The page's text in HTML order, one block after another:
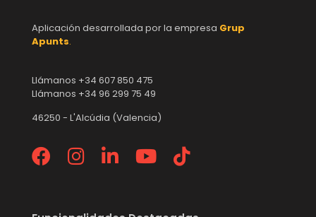
Aplicación desarrollada por la empresa Grup
Apunts.
Llámanos +34 607 850 475
Llámanos +34 96 299 75 49
46250 - L'Alcúdia (Valencia)